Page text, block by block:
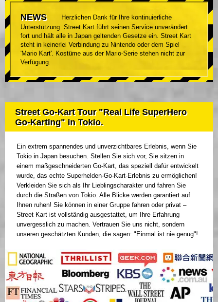
NEWS
Herzlichen Dank für Ihre kontinuierliche
Unterstützung. Street Kart führt seinen Service unverändert
fort und hält alle in Japan geltenden Gesetze ein. Street Kart
steht in keinerlei Verbindung zu Nintendo oder dem Spiel
'Mario Kart'. Kostüme aus der Mario-Serie stehen nicht zur
Verfügung.
Street Go-Kart Tour "Real Life SuperHero
Go-Karting" in Tokio.
Ein extrem spannendes und unverzichtbares Erlebnis, wenn Sie
Tokio in Japan besuchen. Stellen Sie sich vor, Sie sitzen in
einem maßgeschneiderten Go-Kart, das speziell dafür entwickelt
wurde, das echte Superhelden-Go-Kart-Erlebnis zu ermöglichen!
Verkleiden Sie sich als Ihr Lieblingscharakter und fahren Sie
durch die Straßen von Tokio. Alle Blicke werden garantiert auf
Ihnen ruhen! Sie können in einer Gruppe fahren oder privat –
Street Kart ist vollständig ausgestattet, um Ihre Erfahrung
unvergesslich zu machen. Vertrauen Sie uns nicht, sondern
unseren geschätzten Kunden, die sagen: "Einmal ist nie genug"!